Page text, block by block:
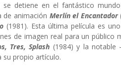
detiene en el fantástico
de animación Merlín el Encantador
(1981). Esta última película es
de imagen real para un público
Tres, Splash (1984) y la
su propio artículo.